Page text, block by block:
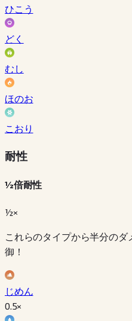
ひこう
どく
むし
ほのお
こおり
耐性
½倍耐性
½×
これらのタイプから半分の
御！
じめん
0.5×